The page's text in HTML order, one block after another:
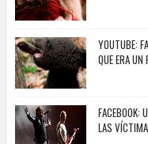
YOUTUBE:
QUE ERA
FACEBOOK:
LAS